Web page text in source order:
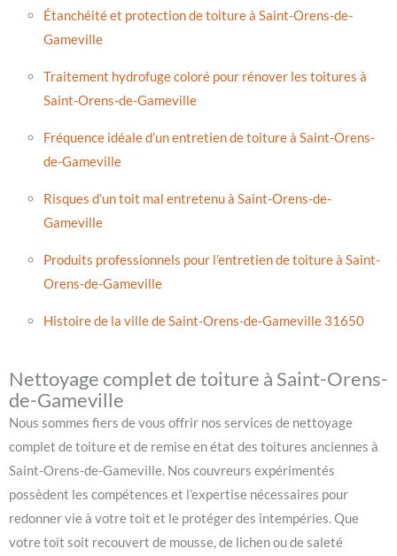
Étanchéité et protection de toiture à Saint-Orens-de-
Gameville
Traitement hydrofuge coloré pour rénover les toitures à
Saint-Orens-de-Gameville
Fréquence idéale d’un entretien de toiture à Saint-Orens-
de-Gameville
Risques d’un toit mal entretenu à Saint-Orens-de-
Gameville
Produits professionnels pour l’entretien de toiture à Saint-
Orens-de-Gameville
Histoire de la ville de Saint-Orens-de-Gameville 31650
Nettoyage complet de toiture à Saint-Orens-
de-Gameville
Nous sommes fiers de vous offrir nos services de nettoyage
complet de toiture et de remise en état des toitures anciennes à
Saint-Orens-de-Gameville. Nos couvreurs expérimentés
possèdent les compétences et l’expertise nécessaires pour
redonner vie à votre toit et le protéger des intempéries. Que
votre toit soit recouvert de mousse, de lichen ou de saleté